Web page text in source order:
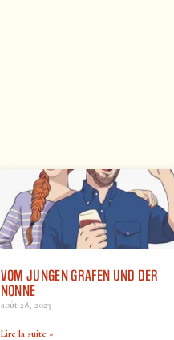
VOM JUNGEN GRAFEN UND DER
NONNE
août 28, 2023
Lire la suite »